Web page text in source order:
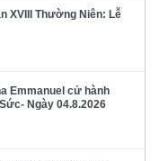
XVIII Thường Niên: Lễ
Emmanuel cử hành
Ngày 04.8.2026